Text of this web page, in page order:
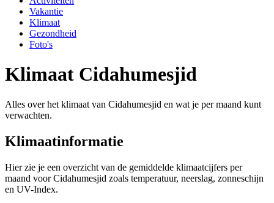
Vakantie
Klimaat
Gezondheid
Foto's
Klimaat Cidahumesjid
Alles over het klimaat van Cidahumesjid en wat je per maand kunt
verwachten.
Klimaatinformatie
Hier zie je een overzicht van de gemiddelde klimaatcijfers per
maand voor Cidahumesjid zoals temperatuur, neerslag, zonneschijn
en UV-Index.